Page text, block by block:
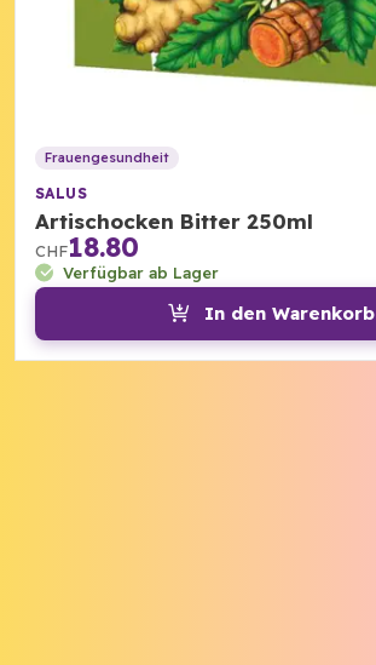
Frauengesundheit
SALUS
Artischocken Bitter 250ml
CHF18.80
Verfügbar ab Lager
In den Warenkorb